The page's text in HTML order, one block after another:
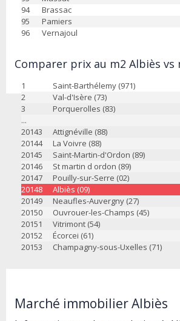
94
Brassac
95
Pamiers
96
Vernajoul
Comparer prix au m2 Albiès vs
1 Saint-Barthélemy (971)
2
Val-d'Isère (73)
3
Porquerolles (83)
...
20143
Attignéville (88)
20144
La Voivre (88)
20145
Saint-Martin-d'Ordon (89)
20146
St martin d ordon (89)
20147
Pouilly-sur-Serre (02)
20148
Albiès (09)
20149
Neaufles-Auvergny (27)
20150
Ouvrouer-les-Champs (45)
20151
Vitrimont (54)
20152
Écorcei (61)
20153
Champagny-sous-Uxelles (71)
Marché immobilier Albiès